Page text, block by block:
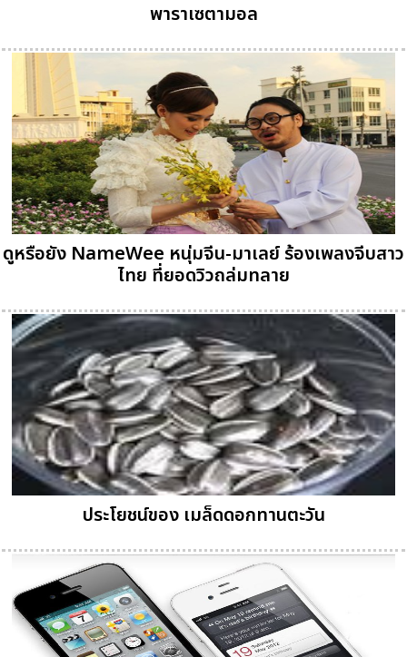
พาราเซตามอล
ดูหรือยัง NameWee หนุ่มจีน-มาเลย์ ร้องเพลงจีบสาว
ไทย ที่ยอดวิวถล่มทลาย
ประโยชน์ของ เมล็ดดอกทานตะวัน